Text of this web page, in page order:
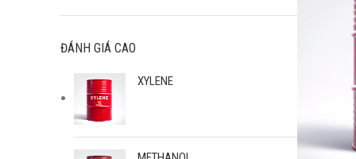
ĐÁNH GIÁ CAO
XYLENE